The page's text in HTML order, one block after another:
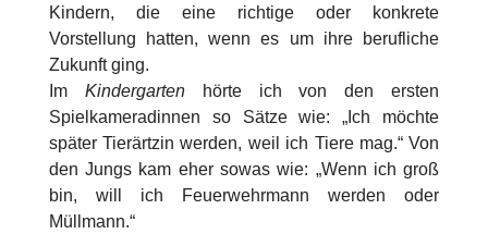
Kindern, die eine richtige oder konkrete
Vorstellung hatten, wenn es um ihre berufliche
Zukunft ging.
Im Kindergartenhörte ich von den ersten
Spielkameradinnen so Sätze wie: „Ich möchte
später Tierärtzin werden, weil ich Tiere mag.“ Von
den Jungs kam eher sowas wie: „Wenn ich groß
bin, will ich Feuerwehrmann werden oder
Müllmann.“